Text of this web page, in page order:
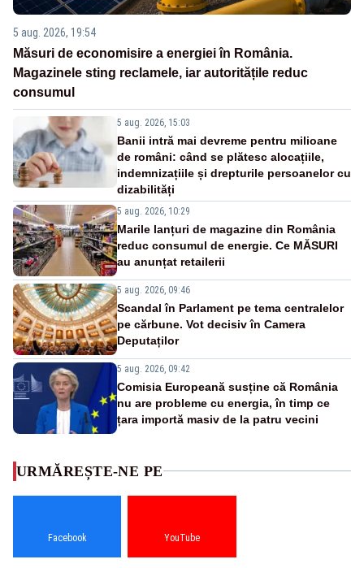
5 aug. 2026, 19:54
Măsuri de economisire a energiei în România.
Magazinele sting reclamele, iar autoritățile reduc
consumul
5 aug. 2026, 15:03
Banii intră mai devreme pentru milioane
de români: când se plătesc alocațiile,
indemnizațiile și drepturile persoanelor cu
dizabilități
5 aug. 2026, 10:29
Marile lanțuri de magazine din România
reduc consumul de energie. Ce MĂSURI
au anunțat retailerii
5 aug. 2026, 09:46
Scandal în Parlament pe tema centralelor
pe cărbune. Vot decisiv în Camera
Deputaților
5 aug. 2026, 09:42
Comisia Europeană susține că România
nu are probleme cu energia, în timp ce
țara importă masiv de la patru vecini
URMĂREȘTE-NE PE
Facebook YouTube